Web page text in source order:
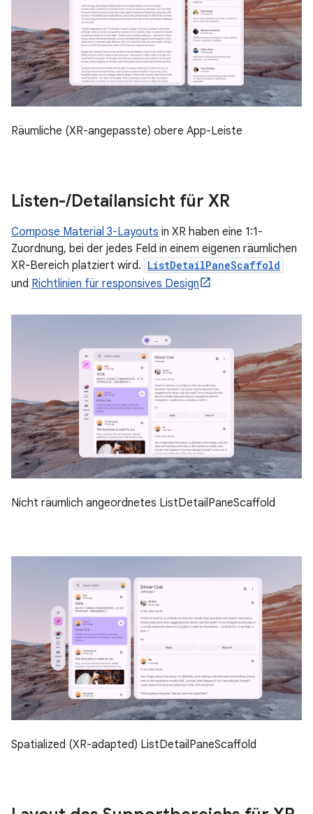
Räumliche (XR-angepasste) obere App-Leiste
Listen-/Detailansicht für XR
Compose Material 3-Layouts in XR haben eine 1:1-
Zuordnung, bei der jedes Feld in einem eigenen räumlichen
XR-Bereich platziert wird. ListDetailPaneScaffold
und Richtlinien für responsives Design
Nicht räumlich angeordnetes ListDetailPaneScaffold
Spatialized (XR-adapted) ListDetailPaneScaffold